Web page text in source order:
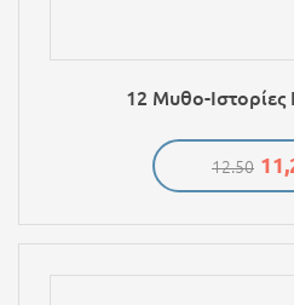
12 Μυθο-Ιστορίες
12.50